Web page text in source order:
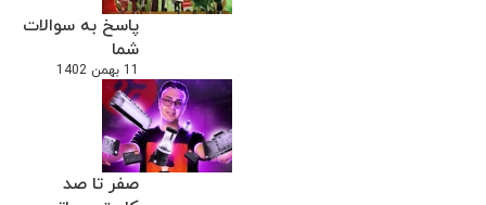
پاسخ به سوالات
شما
11 بهمن 1402
صفر تا صد